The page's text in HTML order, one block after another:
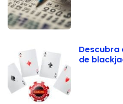
Descubra
de